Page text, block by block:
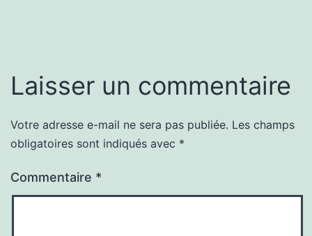
Laisser un commentaire
Votre adresse e-mail ne sera pas publiée. Les champs
obligatoires sont indiqués avec *
Commentaire *